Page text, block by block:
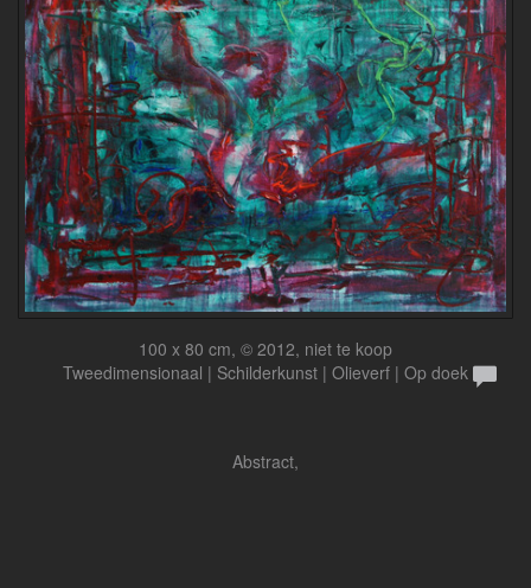
100 x 80 cm, © 2012, niet te koop
Tweedimensionaal | Schilderkunst | Olieverf | Op doek
Abstract,